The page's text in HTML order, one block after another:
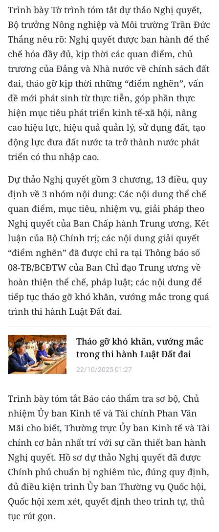
CHƯƠNG TRÌNH OCOP - MỖI XÃ
MỘT SẢN PHẨM
RADIO
MEDIA CENTER
E-Magazine
Video
Media Chính trị
Media Kinh tế
Media Văn hóa
Media Xã hội
Media Pháp luật
Media Du lịch
Media Thế giới
Media Thể thao
Media Giáo dục
Media Y tế
Media Khoa học - Công nghệ
Media Môi trường
Ảnh
Infographic
TIN MỚI
TIN ĐỊA PHƯƠNG
Trung du và miền núi phía Bắc
Đồng bằng sông Hồng
Trình bày Tờ trình tóm tắt dự thảo Nghị quyết,
Bộ trưởng Nông nghiệp và Môi trường Trần Đức
Thắng nêu rõ: Nghị quyết được ban hành để thể
chế hóa đầy đủ, kịp thời các quan điểm, chủ
trương của Đảng và Nhà nước về chính sách đất
đai, tháo gỡ kịp thời những “điểm nghẽn”, vấn
đề mới phát sinh từ thực tiễn, góp phần thực
hiện mục tiêu phát triển kinh tế-xã hội, nâng
cao hiệu lực, hiệu quả quản lý, sử dụng đất, tạo
động lực đưa đất nước ta trở thành nước phát
triển có thu nhập cao.
Dự thảo Nghị quyết gồm 3 chương, 13 điều, quy
định về 3 nhóm nội dung: Các nội dung thể chế
quan điểm, mục tiêu, nhiệm vụ, giải pháp theo
Nghị quyết của Ban Chấp hành Trung ương, Kết
luận của Bộ Chính trị; các nội dung giải quyết
“điểm nghẽn” đã được chỉ ra tại Thông báo số
08-TB/BCĐTW của Ban Chỉ đạo Trung ương về
hoàn thiện thể chế, pháp luật; các nội dung để
tiếp tục tháo gỡ khó khăn, vướng mắc trong quá
trình thi hành Luật Đất đai.
Tháo gỡ khó khăn, vướng mắc
trong thi hành Luật Đất đai
22/10/2025 01:27
Trình bày tóm tắt Báo cáo thẩm tra sơ bộ, Chủ
nhiệm Ủy ban Kinh tế và Tài chính Phan Văn
Mãi cho biết, Thường trực Ủy ban Kinh tế và Tài
chính cơ bản nhất trí với sự cần thiết ban hành
Nghị quyết. Hồ sơ dự thảo Nghị quyết đã được
Chính phủ chuẩn bị nghiêm túc, đúng quy định,
đủ điều kiện trình Ủy ban Thường vụ Quốc hội,
Quốc hội xem xét, quyết định theo trình tự, thủ
tục rút gọn.